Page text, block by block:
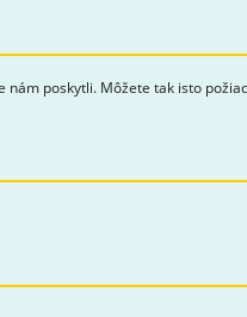
poskytli. Môžete tak isto